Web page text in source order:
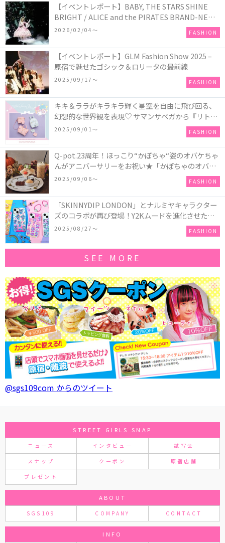
【イベントレポート】BABY, THE STARS SHINE
BRIGHT / ALICE and the PIRATES BRAND-NEW
COLLECTION in TOKYO
2026/02/04〜 FASHION
【イベントレポート】GLM Fashion Show 2025 –
原宿で魅せたゴシック＆ロリータの最前線
2025/09/17〜 FASHION
キキ＆ララがキラキラ輝く星空を自由に飛び回る、
幻想的な世界観を表現♡ サマンサベガから『リトル
ツインスターズ』50周年アニバーサリーイヤー』を
2025/09/01〜 FASHION
Q-pot.23周年！ほっこり“かぼちゃ“姿のオバケちゃ
んがアニバーサリーをお祝い★「かぼちゃのオバケ
ーキアクセサリー」が新発売！Q-pot CAFE.では
「かぼちゃのオバケーキプレート」も登場
2025/09/06〜 FASHION
「SKINNYDIP LONDON」とナルミヤキャラクター
ズのコラボが再び登場！Y2Kムードを進化させた新
作コレクションを発売♪
2025/08/27〜 FASHION
SEE MORE
@sgs109com からのツイート
STREET GIRLS SNAP
ニュース インタビュー 試写会
スナップ クーポン 原宿店舗
プレゼント
ABOUT
SGS109 COMPANY CONTACT
INFO